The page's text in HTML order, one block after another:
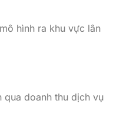
hình ra khu vực lân
qua doanh thu dịch vụ